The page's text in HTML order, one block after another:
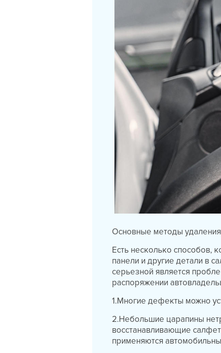
Основные методы
Есть несколько способов,
панели и другие детали в
серьезной является
распоряжении
1.Многие дефекты можно
2.Небольшие царапины
восстанавливающие
применяются